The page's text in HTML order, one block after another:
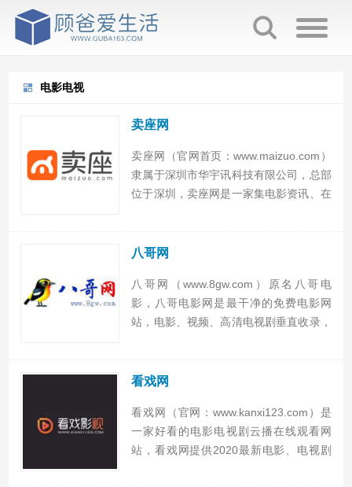
电影电视
卖座网
卖座网（官网首页：www.maizuo.com）
隶属于深圳市华宇讯科技有限公司，总部
位于深圳，卖座网是一家集电影资讯、在
APP提供全国超3500家影院在线选座购
八哥网
八哥网（www.8gw.com）原名八哥电
影，八哥电影网是最干净的免费电影网
站，电影、视频、高清电视剧垂直收录，
资讯，让我们一起在八哥网畅享高清电影
看戏网
看戏网（官网：www.kanxi123.com）是
一家好看的电影电视剧云播在线观看网
站，看戏网提供2020最新电影、电视剧